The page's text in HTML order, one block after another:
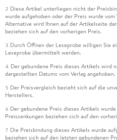
2 Diese Artikel unterliegen nicht der
wurde aufgehoben oder der Preis wurde
Alternative wird Ihnen auf der Artikelseite
beziehen sich auf den vorherigen Preis.
3 Durch Öffnen der Leseprobe willigen Sie
Leseprobe übermittelt werden.
4 Der gebundene Preis dieses Artikels wird
dargestellten Datums vom Verlag angehoben.
5 Der Preisvergleich bezieht sich auf die
Herstellers.
6 Der gebundene Preis dieses Artikels
Preissenkungen beziehen sich auf den
7 Die Preisbindung dieses Artikels wurde
beziehen sich auf den letzten gebundenen